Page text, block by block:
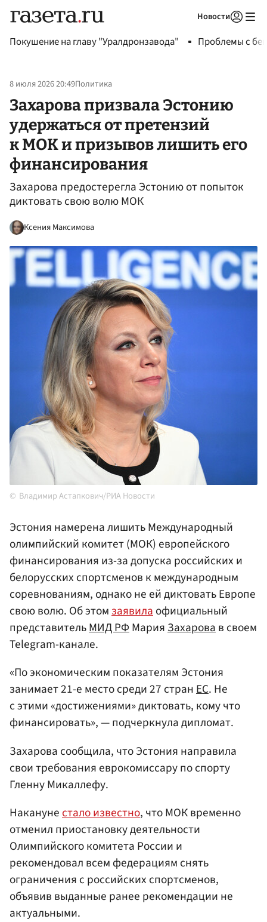
Новости
Покушение на главу "Уралдронзавода" Проблемы с
8 июля 2026 20:49Политика
Захарова призвала Эстонию
удержаться от претензий
к МОК и призывов лишить его
финансирования
Захарова предостерегла Эстонию от попыток
диктовать свою волю МОК
Ксения Максимова
Владимир Астапкович/РИА Новости
Эстония намерена лишить Международный
олимпийский комитет (МОК) европейского
финансирования из-за допуска российских и
белорусских спортсменов к международным
соревнованиям, однако не ей диктовать Европе
свою волю. Об этомзаявилаофициальный
представительМИД РФМарияЗахаровав своем
Telegram-канале.
«По экономическим показателям Эстония
занимает 21-е место среди 27 странЕС. Не
с этими «достижениями» диктовать, кому что
финансировать», — подчеркнула дипломат.
Захарова сообщила, что Эстония направила
свои требования еврокомиссару по спорту
Гленну Микаллефу.
Наканунестало известно, что МОК временно
отменил приостановку деятельности
Олимпийского комитета России и
рекомендовал всем федерациям снять
ограничения с российских спортсменов,
объявив выданные ранее рекомендации не
актуальными.